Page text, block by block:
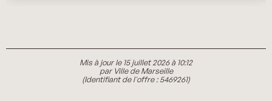
Mis à jour le 15 juillet 2026 à 10:12
par Ville de Marseille
(Identifiant de l'offre :5469261)